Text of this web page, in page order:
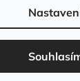
Vytvořil
Flex Tex.